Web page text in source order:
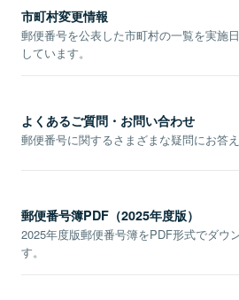
市町村変更情報
郵便番号を公表した市町村の一覧を実施
しています。
よくあるご質問・お問い合わせ
郵便番号に関するさまざまな疑問にお答え
郵便番号簿PDF（2025年度版）
2025年度版郵便番号簿をPDF形式でダウ
す。